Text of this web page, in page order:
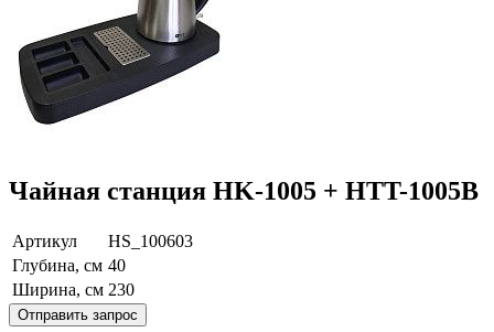
Чайная станция HK-1005 + HTT-1005B
Артикул
HS_100603
Глубина, см 40
Ширина, см 230
Отправить запрос